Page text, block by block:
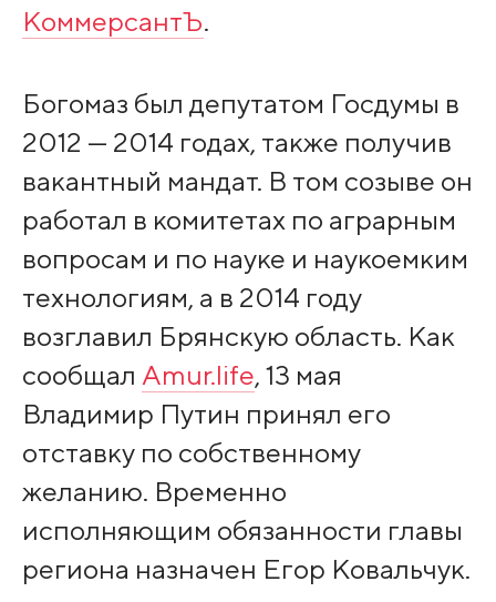
КоммерсантЪ.
Богомаз был депутатом Госдумы в
2012 — 2014 годах, также получив
вакантный мандат. В том созыве он
работал в комитетах по аграрным
вопросам и по науке и наукоемким
технологиям, а в 2014 году
возглавил Брянскую область. Как
сообщал Amur.life, 13 мая
Владимир Путин принял его
отставку по собственному
желанию. Временно
исполняющим обязанности главы
региона назначен Егор Ковальчук.